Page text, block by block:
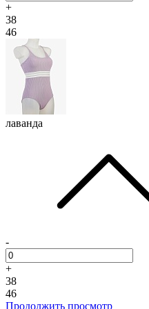
+
38
46
лаванда
-
+
38
46
Продолжить просмотр